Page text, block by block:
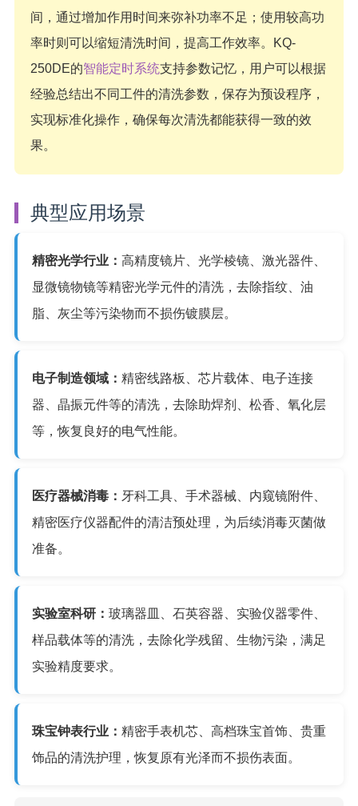
间，通过增加作用时间来弥补功率不足；使用较高功
率时则可以缩短清洗时间，提高工作效率。KQ-
250DE的智能定时系统支持参数记忆，用户可以根据
经验总结出不同工件的清洗参数，保存为预设程序，
实现标准化操作，确保每次清洗都能获得一致的效
果。
典型应用场景
精密光学行业： 高精度镜片、光学棱镜、激光器件、
显微镜物镜等精密光学元件的清洗，去除指纹、油
脂、灰尘等污染物而不损伤镀膜层。
电子制造领域： 精密线路板、芯片载体、电子连接
器、晶振元件等的清洗，去除助焊剂、松香、氧化层
等，恢复良好的电气性能。
医疗器械消毒： 牙科工具、手术器械、内窥镜附件、
精密医疗仪器配件的清洁预处理，为后续消毒灭菌做
准备。
实验室科研： 玻璃器皿、石英容器、实验仪器零件、
样品载体等的清洗，去除化学残留、生物污染，满足
实验精度要求。
珠宝钟表行业： 精密手表机芯、高档珠宝首饰、贵重
饰品的清洗护理，恢复原有光泽而不损伤表面。